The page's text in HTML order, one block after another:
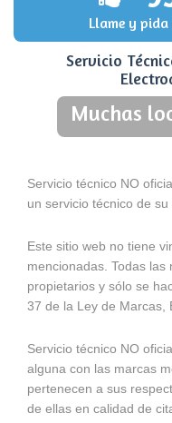
Llame y
Servicio
Muchas
Servicio técnico NO
un servicio técnico de
Este sitio web no tiene
mencionadas. Todas
propietarios y sólo se
37 de la Ley de Marcas,
Servicio técnico NO
alguna con las marcas
pertenecen a sus
de ellas en calidad de